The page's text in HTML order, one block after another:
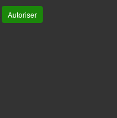
Autoriser